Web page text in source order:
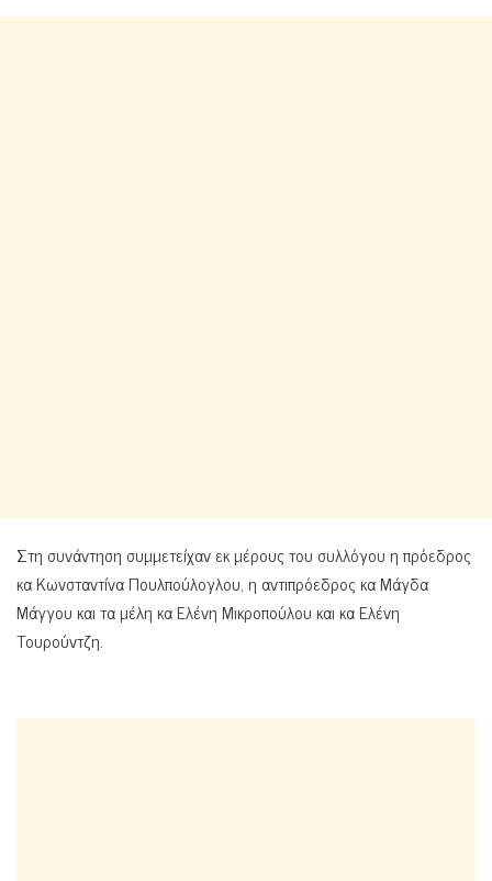
Στη συνάντηση συμμετείχαν εκ μέρους του συλλόγου η πρόεδρος
κα Κωνσταντίνα Πουλπούλογλου, η αντιπρόεδρος κα Μάγδα
Μάγγου και τα μέλη κα Ελένη Μικροπούλου και κα Ελένη
Τουρούντζη.